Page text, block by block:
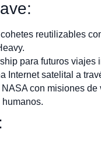
reutilizables
para futuros viajes
Internet satelital a
con misiones de